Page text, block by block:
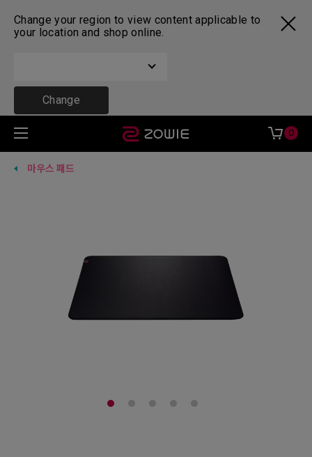
Change your region to view content applicable to
your location and shop online.
Change
0
마우스 패드